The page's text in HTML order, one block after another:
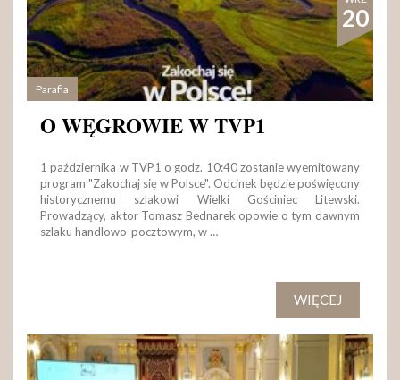
20
Parafia
O WĘGROWIE W TVP1
1 października w TVP1 o godz. 10:40 zostanie wyemitowany
program "Zakochaj się w Polsce". Odcinek będzie poświęcony
historycznemu szlakowi Wielki Gościniec Litewski.
Prowadzący, aktor Tomasz Bednarek opowie o tym dawnym
szlaku handlowo-pocztowym, w …
WIĘCEJ